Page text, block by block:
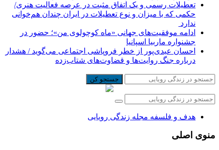
تعطیلات رسمی و یک اتفاق مثبت در عرصه فعالیت هنری/
حکمی که با میزان و نوع تعطیلات در ایران چندان هم‌خوانی
ندارد
ادامه موفقیت‌های جهانی «ماه کوچولوی من»؛ حضور در
جشنواره ماربیا اسپانیا
احسان عبدی‌پور از خطر فروپاشی اجتماعی می‌گوید / هشدار
درباره جنگ روایت‌ها و قضاوت‌های شتاب‌زده
جستجو کن
هدف و فلسفه مجله زندگی رویایی
منوی اصلی